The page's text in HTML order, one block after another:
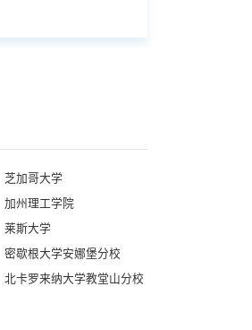
芝加哥大学
加州理工学院
莱斯大学
密歇根大学安娜堡分校
北卡罗来纳大学教堂山分校